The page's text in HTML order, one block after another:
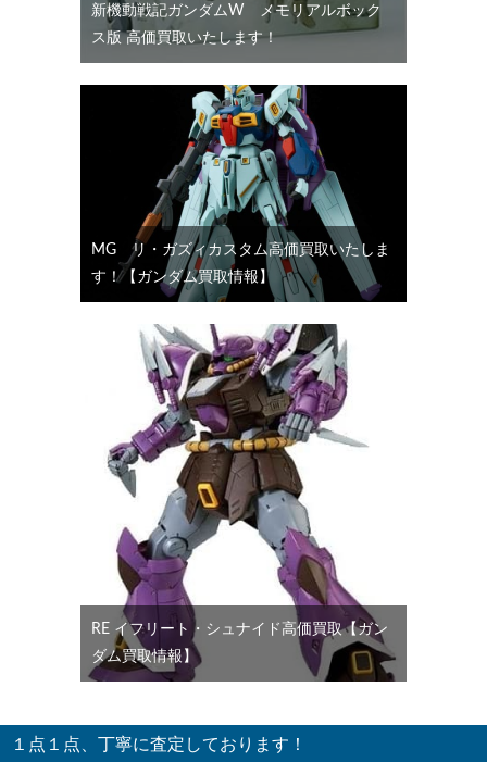
新機動戦記ガンダムW メモリアルボック
ス版 高価買取いたします！
MG リ・ガズィカスタム高価買取いたしま
す！【ガンダム買取情報】
RE イフリート・シュナイド高価買取【ガン
ダム買取情報】
１点１点、丁寧に査定しております！